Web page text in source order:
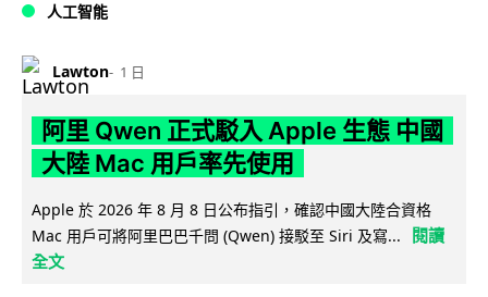
人工智能
Lawton 1 日
阿里 Qwen 正式駁入 Apple 生態 中國
大陸 Mac 用戶率先使用
Apple 於 2026 年 8 月 8 日公布指引，確認中國大陸合資格
Mac 用戶可將阿里巴巴千問 (Qwen) 接駁至 Siri 及寫...
閱讀
全文